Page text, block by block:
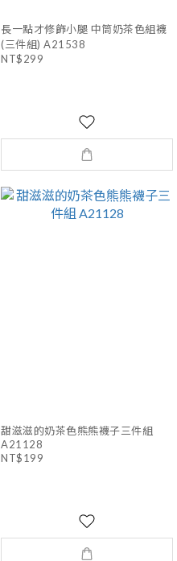
長一點才修飾小腿 中筒奶茶色組襪
(三件組) A21538
NT$299
甜滋滋的奶茶色熊熊襪子三件組
A21128
NT$199